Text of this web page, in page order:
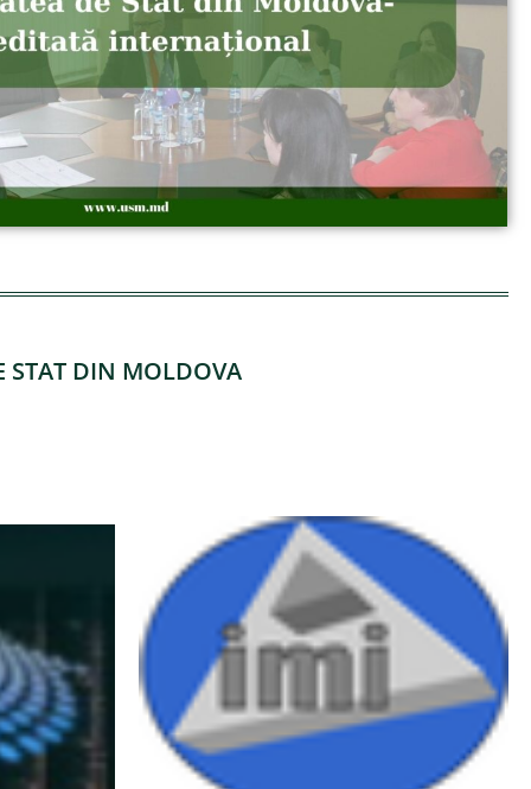
STAT DIN MOLDOVA